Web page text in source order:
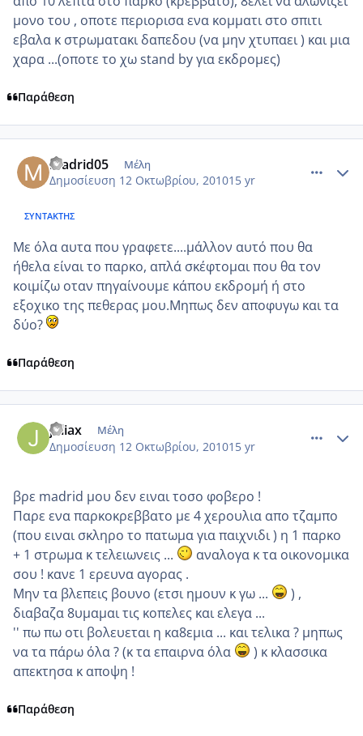
μονο του , οποτε περιορισα ενα κομματι στο σπιτι
εβαλα κ στρωματακι δαπεδου (να μην χτυπαει ) και μια
χαρα ...(οποτε το χω stand by για εκδρομες)
Παράθεση
madrid05 Μέλη
Δημοσίευση 12 Οκτωβρίου, 201015 yr
ΣΥΝΤΆΚΤΗΣ
Με όλα αυτα που γραφετε....μάλλον αυτό που θα
ήθελα είναι το παρκο, απλά σκέφτομαι που θα τον
κοιμίζω οταν πηγαίνουμε κάπου εκδρομή ή στο
εξοχικο της πεθερας μου.Μηπως δεν αποφυγω και τα
δύο?
Παράθεση
juliax Μέλη
Δημοσίευση 12 Οκτωβρίου, 201015 yr
βρε madrid μου δεν ειναι τοσο φοβερο !
Παρε ενα παρκοκρεββατο με 4 χερουλια απο τζαμπο
(που ειναι σκληρο το πατωμα για παιχνιδι ) η 1 παρκο
+ 1 στρωμα κ τελειωνεις ...
αναλογα κ τα οικονομικα
σου ! κανε 1 ερευνα αγορας .
Μην τα βλεπεις βουνο (ετσι ημουν κ γω ...
) ,
διαβαζα 8υμαμαι τις κοπελες και ελεγα ...
'' πω πω οτι βολευεται η κα8εμια ... και τελικα ? μηπως
να τα πάρω όλα ? (κ τα επαιρνα όλα
) κ κλασσικα
απεκτησα κ αποψη !
Παράθεση